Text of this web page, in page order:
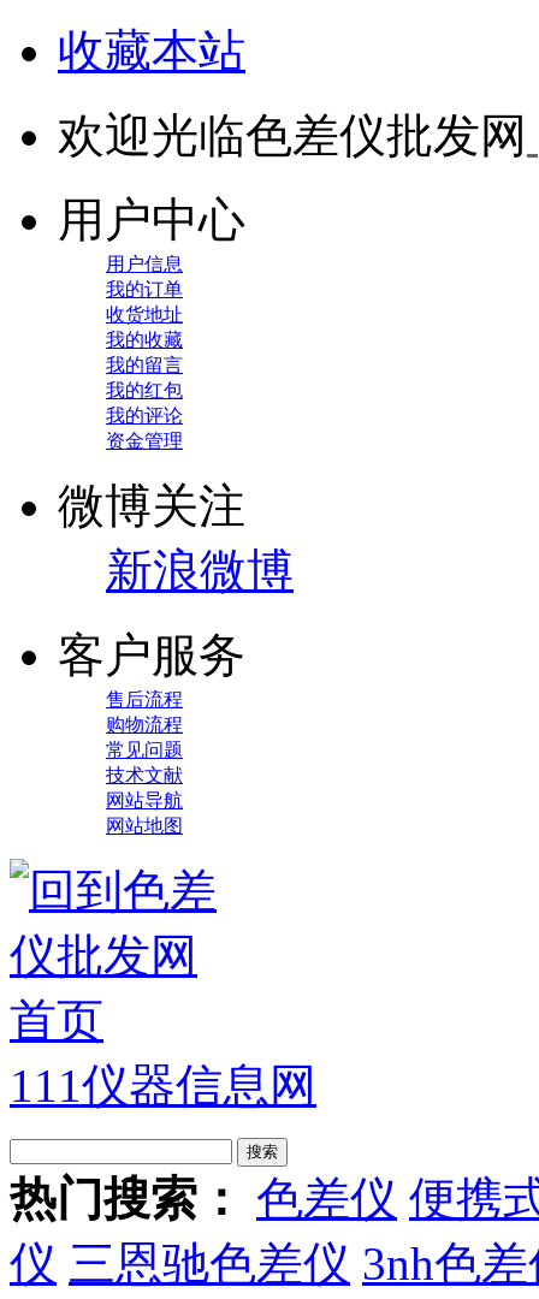
收藏本站
欢迎光临色差仪批发网
用户中心
用户信息
我的订单
收货地址
我的收藏
我的留言
我的红包
我的评论
资金管理
微博关注
新浪微博
客户服务
售后流程
购物流程
常见问题
技术文献
网站导航
网站地图
111仪器信息网
热门搜索： 色差仪 便携
仪 三恩驰色差仪 3nh色